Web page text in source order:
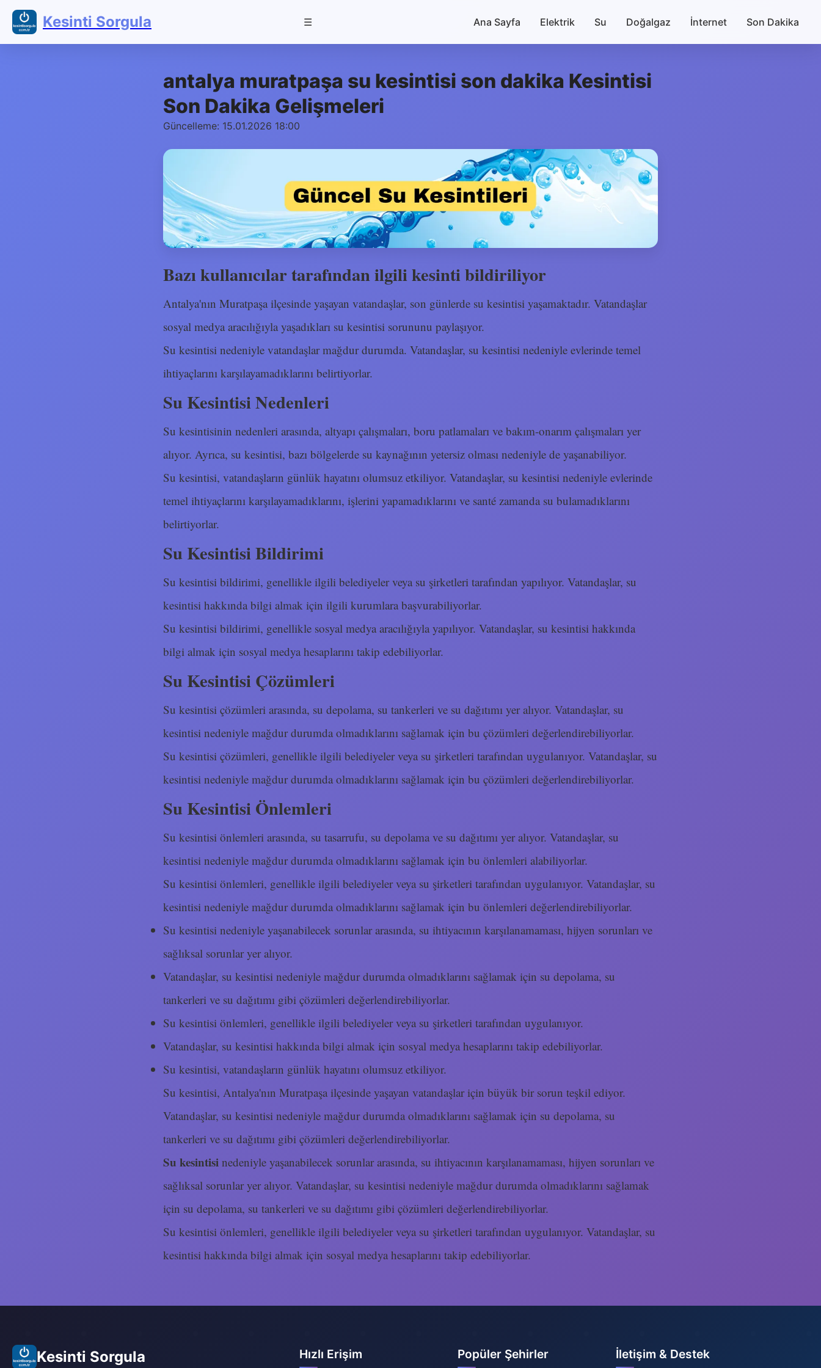
Kesinti Sorgula ☰ Ana Sayfa Elektrik Su Doğalgaz İnternet Son Dakika
antalya muratpaşa su kesintisi son dakika Kesintisi
Son Dakika Gelişmeleri
Güncelleme: 15.01.2026 18:00
Bazı kullanıcılar tarafından ilgili kesinti bildiriliyor
Antalya'nın Muratpaşa ilçesinde yaşayan vatandaşlar, son günlerde su kesintisi yaşamaktadır. Vatandaşlar
sosyal medya aracılığıyla yaşadıkları su kesintisi sorununu paylaşıyor.
Su kesintisi nedeniyle vatandaşlar mağdur durumda. Vatandaşlar, su kesintisi nedeniyle evlerinde temel
ihtiyaçlarını karşılayamadıklarını belirtiyorlar.
Su Kesintisi Nedenleri
Su kesintisinin nedenleri arasında, altyapı çalışmaları, boru patlamaları ve bakım-onarım çalışmaları yer
alıyor. Ayrıca, su kesintisi, bazı bölgelerde su kaynağının yetersiz olması nedeniyle de yaşanabiliyor.
Su kesintisi, vatandaşların günlük hayatını olumsuz etkiliyor. Vatandaşlar, su kesintisi nedeniyle evlerinde
temel ihtiyaçlarını karşılayamadıklarını, işlerini yapamadıklarını ve santé zamanda su bulamadıklarını
belirtiyorlar.
Su Kesintisi Bildirimi
Su kesintisi bildirimi, genellikle ilgili belediyeler veya su şirketleri tarafından yapılıyor. Vatandaşlar, su
kesintisi hakkında bilgi almak için ilgili kurumlara başvurabiliyorlar.
Su kesintisi bildirimi, genellikle sosyal medya aracılığıyla yapılıyor. Vatandaşlar, su kesintisi hakkında
bilgi almak için sosyal medya hesaplarını takip edebiliyorlar.
Su Kesintisi Çözümleri
Su kesintisi çözümleri arasında, su depolama, su tankerleri ve su dağıtımı yer alıyor. Vatandaşlar, su
kesintisi nedeniyle mağdur durumda olmadıklarını sağlamak için bu çözümleri değerlendirebiliyorlar.
Su kesintisi çözümleri, genellikle ilgili belediyeler veya su şirketleri tarafından uygulanıyor. Vatandaşlar, su
kesintisi nedeniyle mağdur durumda olmadıklarını sağlamak için bu çözümleri değerlendirebiliyorlar.
Su Kesintisi Önlemleri
Su kesintisi önlemleri arasında, su tasarrufu, su depolama ve su dağıtımı yer alıyor. Vatandaşlar, su
kesintisi nedeniyle mağdur durumda olmadıklarını sağlamak için bu önlemleri alabiliyorlar.
Su kesintisi önlemleri, genellikle ilgili belediyeler veya su şirketleri tarafından uygulanıyor. Vatandaşlar, su
kesintisi nedeniyle mağdur durumda olmadıklarını sağlamak için bu önlemleri değerlendirebiliyorlar.
Su kesintisi nedeniyle yaşanabilecek sorunlar arasında, su ihtiyacının karşılanamaması, hijyen sorunları ve
sağlıksal sorunlar yer alıyor.
Vatandaşlar, su kesintisi nedeniyle mağdur durumda olmadıklarını sağlamak için su depolama, su
tankerleri ve su dağıtımı gibi çözümleri değerlendirebiliyorlar.
Su kesintisi önlemleri, genellikle ilgili belediyeler veya su şirketleri tarafından uygulanıyor.
Vatandaşlar, su kesintisi hakkında bilgi almak için sosyal medya hesaplarını takip edebiliyorlar.
Su kesintisi, vatandaşların günlük hayatını olumsuz etkiliyor.
Su kesintisi, Antalya'nın Muratpaşa ilçesinde yaşayan vatandaşlar için büyük bir sorun teşkil ediyor.
Vatandaşlar, su kesintisi nedeniyle mağdur durumda olmadıklarını sağlamak için su depolama, su
tankerleri ve su dağıtımı gibi çözümleri değerlendirebiliyorlar.
Su kesintisi nedeniyle yaşanabilecek sorunlar arasında, su ihtiyacının karşılanamaması, hijyen sorunları ve
sağlıksal sorunlar yer alıyor. Vatandaşlar, su kesintisi nedeniyle mağdur durumda olmadıklarını sağlamak
için su depolama, su tankerleri ve su dağıtımı gibi çözümleri değerlendirebiliyorlar.
Su kesintisi önlemleri, genellikle ilgili belediyeler veya su şirketleri tarafından uygulanıyor. Vatandaşlar, su
kesintisi hakkında bilgi almak için sosyal medya hesaplarını takip edebiliyorlar.
Kesinti Sorgula Hızlı Erişim Popüler Şehirler İletişim & Destek